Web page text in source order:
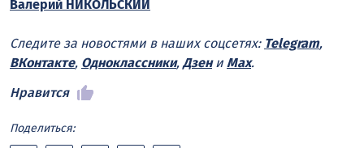
Валерий НИКОЛЬСКИЙ
Следите за новостями в наших соцсетях: Telegram,
ВКонтакте, Одноклассники, Дзени Max.
Нравится
Поделиться: